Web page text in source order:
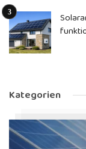
Kategorien